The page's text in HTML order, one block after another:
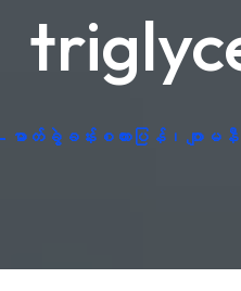
- ဓာတ်ခွဲခန်းစကားပြန်၊ ဂျ